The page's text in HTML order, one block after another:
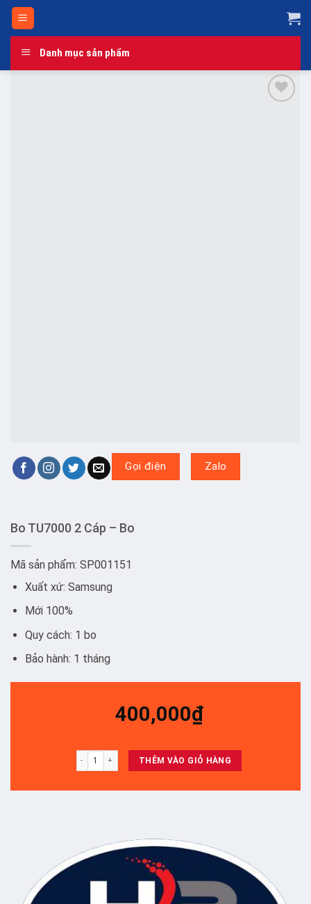
Skip
Danh mục sản phẩm
Gọi điện Zalo
Bo TU7000 2 Cáp – Bo
Mã sản phẩm: SP001151
Xuất xứ: Samsung
Mới 100%
Quy cách: 1 bo
Bảo hành: 1 tháng
400,000₫
Bo TU7000 2 Cáp - Bo số lượng
THÊM VÀO GIỎ HÀNG